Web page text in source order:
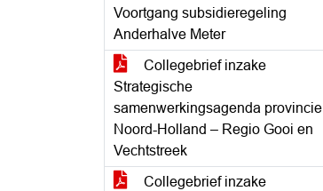
Voortgang subsidieregeling
Anderhalve Meter
Collegebrief inzake
Strategische
samenwerkingsagenda provincie
Noord-Holland – Regio Gooi en
Vechtstreek
Collegebrief inzake